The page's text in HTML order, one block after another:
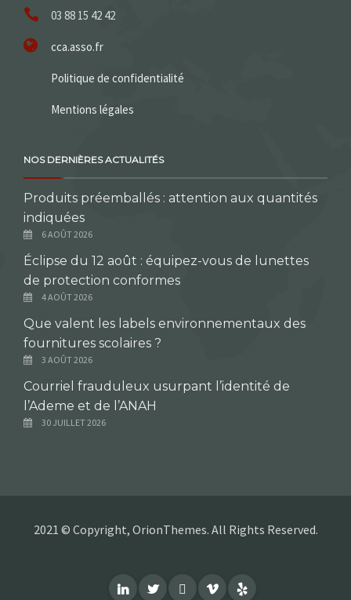
03 88 15 42 42
cca.asso.fr
Politique de confidentialité
Mentions légales
NOS DERNIÈRES ACTUALITÉS
Produits préemballés : attention aux quantités
indiquées
6 AOÛT 2026
Éclipse du 12 août : équipez-vous de lunettes
de protection conformes
4 AOÛT 2026
Que valent les labels environnementaux des
fournitures scolaires ?
3 AOÛT 2026
Courriel frauduleux usurpant l’identité de
l’Ademe et de l’ANAH
30 JUILLET 2026
2021 © Copyright, OrionThemes. All Rights Reserved.